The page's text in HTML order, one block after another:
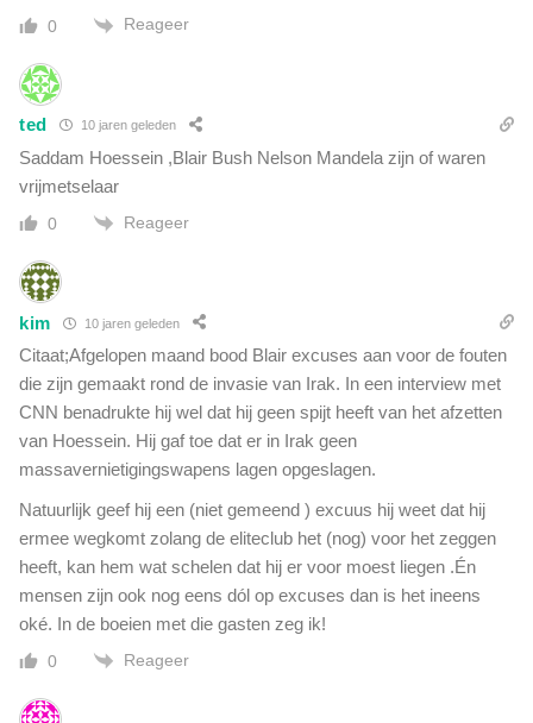
s
v
a
g
-
p
r
t
i
e
o
f
r
r
o
s
t
s
0 Reageer
ted 10 jaren geleden
Saddam Hoessein ,Blair Bush Nelson Mandela zijn of waren
vrijmetselaar
0 Reageer
kim 10 jaren geleden
Citaat;Afgelopen maand bood Blair excuses aan voor de fouten
die zijn gemaakt rond de invasie van Irak. In een interview met
CNN benadrukte hij wel dat hij geen spijt heeft van het afzetten
van Hoessein. Hij gaf toe dat er in Irak geen
massavernietigingswapens lagen opgeslagen.
Natuurlijk geef hij een (niet gemeend ) excuus hij weet dat hij
ermee wegkomt zolang de eliteclub het (nog) voor het zeggen
heeft, kan hem wat schelen dat hij er voor moest liegen .Én
mensen zijn ook nog eens dól op excuses dan is het ineens
oké. In de boeien met die gasten zeg ik!
0 Reageer